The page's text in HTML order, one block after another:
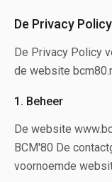
De Privacy
De Privacy Policy
de website
1. Beheer
De website
BCM'80 De
voornoemde